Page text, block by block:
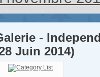
-
Juin 2014)